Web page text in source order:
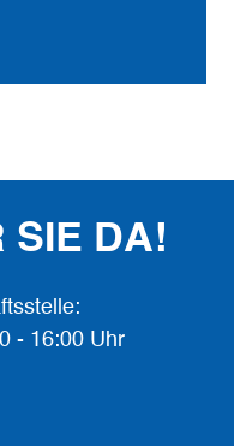
SIE DA!
- 16:00 Uhr